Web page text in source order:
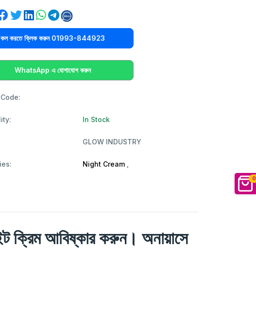
0
কল করতে ক্লিক করুন 01993-844923
WhatsApp এ যোগাযোগ করুন
In Stock
GLOW INDUSTRY
Night Cream
ক্রিম আবিষ্কার করুন। অনায়াসে